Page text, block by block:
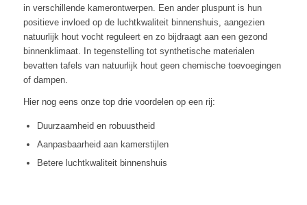
in verschillende kamerontwerpen. Een ander pluspunt is hun
positieve invloed op de luchtkwaliteit binnenshuis, aangezien
natuurlijk hout vocht reguleert en zo bijdraagt aan een gezond
binnenklimaat. In tegenstelling tot synthetische materialen
bevatten tafels van natuurlijk hout geen chemische toevoegingen
of dampen.
Hier nog eens onze top drie voordelen op een rij:
Duurzaamheid en robuustheid
Aanpasbaarheid aan kamerstijlen
Betere luchtkwaliteit binnenshuis